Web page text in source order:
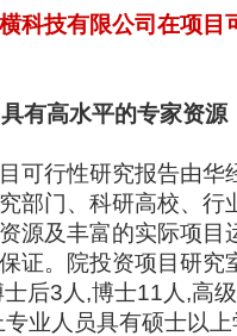
科技有限公司在项目
高水平的专家资源
行性研究报告由华
部门、科研高校、
源及丰富的实际项
证。院投资项目研
后3人,博士11人,高
专业人员具有硕士以